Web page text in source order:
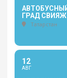
ГРАД
Татарстан
12
АВГ